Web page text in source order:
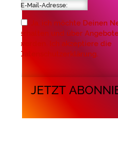
Ja, ich möchte Deinen
erhalten und über
werden. Ich akzeptiere die
Datenschutzerklärung.
JETZT